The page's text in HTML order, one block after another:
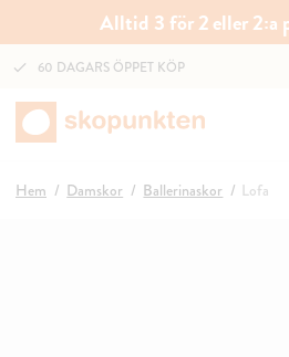
Alltid 3 för 2 eller 2:a
60 DAGARS ÖPPET KÖP
Hem Damskor Ballerinaskor Lofa